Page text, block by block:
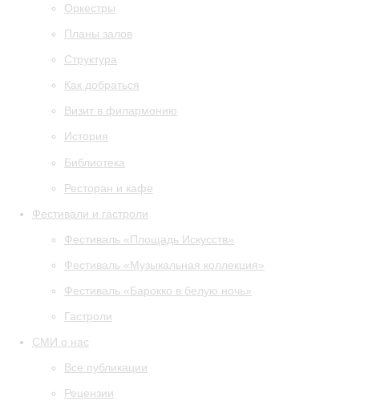
Оркестры
Планы залов
Структура
Как добраться
Визит в филармонию
История
Библиотека
Ресторан и кафе
Фестивали и гастроли
Фестиваль «Площадь Искусств»
Фестиваль «Музыкальная коллекция»
Фестиваль «Барокко в белую ночь»
Гастроли
СМИ о нас
Все публикации
Рецензии